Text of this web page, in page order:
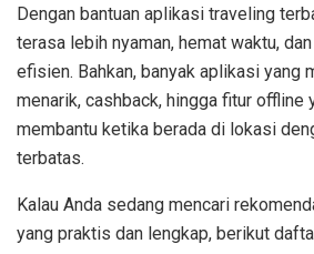
Dengan bantuan aplikasi traveling
terasa lebih nyaman, hemat waktu,
efisien. Bahkan, banyak aplikasi yang
menarik, cashback, hingga fitur offline
membantu ketika berada di lokasi
terbatas.
Kalau Anda sedang mencari
yang praktis dan lengkap, berikut